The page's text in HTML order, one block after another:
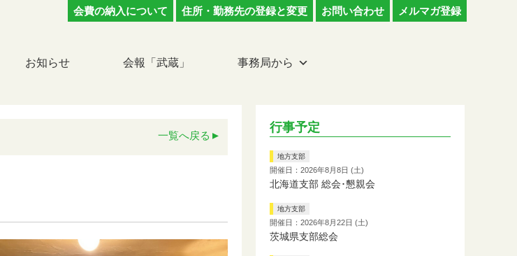
会費の納入について 住所・勤務先の登録と変更 お問い合わせ メルマガ登録
お知らせ 会報「武蔵」 事務局から
一覧へ戻る
行事予定
地方支部
開催日：2026年8月8日 (土)
北海道支部 総会･懇親会
地方支部
開催日：2026年8月22日 (土)
茨城県支部総会